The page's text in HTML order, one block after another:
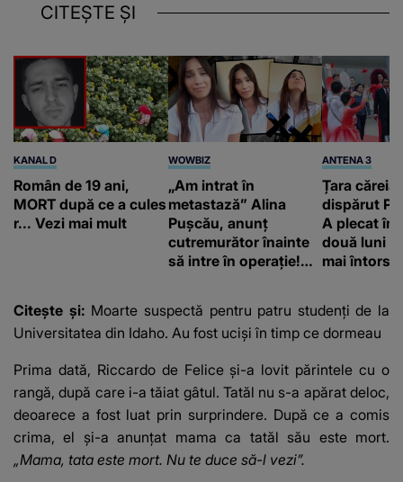
CITEȘTE ȘI
KANAL D
Român de 19 ani,
MORT după ce a cules
r... Vezi mai mult
WOWBIZ
„Am intrat în
metastază” Alina
Pușcău, anunț
cutremurător înainte
să intre în operație!
fanilor
ANTENA 3
Țara căreia
dispărut
A plecat în
două luni
mai întors
Citește și: Moarte suspectă pentru patru studenți de la
Universitatea din Idaho. Au fost uciși în timp ce dormeau
Prima dată, Riccardo de Felice și-a lovit părintele cu o
rangă, după care i-a tăiat gâtul. Tatăl nu s-a apărat deloc,
deoarece a fost luat prin surprindere. După ce a comis
crima, el și-a anunțat mama ca tatăl său este mort.
„Mama, tata este mort. Nu te duce să-l vezi”.